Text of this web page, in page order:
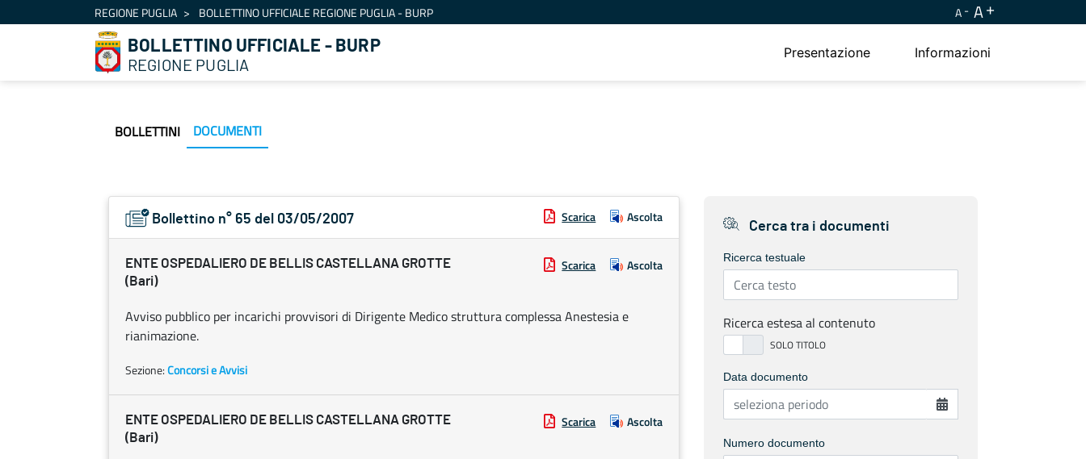
Salta al contenutoREGIONE PUGLIA BOLLETTINO UFFICIALE REGIONE PUGLIA - BURP A A
BOLLETTINO UFFICIALE - BURP
REGIONE PUGLIA
Presentazione Informazioni
BOLLETTINI DOCUMENTI
Bollettino n° 65 del 03/05/2007 Scarica Ascolta
ENTE OSPEDALIERO DE BELLIS CASTELLANA GROTTE
(Bari)
Scarica Ascolta
Avviso pubblico per incarichi provvisori di Dirigente Medico struttura complessa Anestesia e
rianimazione.
Sezione:Concorsi e Avvisi
ENTE OSPEDALIERO DE BELLIS CASTELLANA GROTTE
(Bari)
Scarica Ascolta
Cerca tra i documenti
Ricerca testuale
Ricerca estesa al contenuto
Data documento
Numero documento